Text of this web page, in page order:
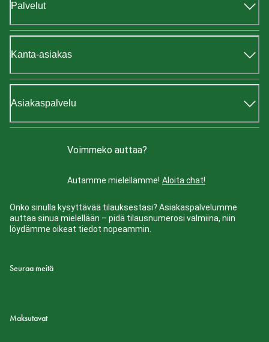
Palvelut
Kanta-asiakas
Asiakaspalvelu
Voimmeko auttaa?
Autamme mielellämme! Aloita chat!
Onko sinulla kysyttävää tilauksestasi? Asiakaspalvelumme
auttaa sinua mielellään – pidä tilausnumerosi valmiina, niin
löydämme oikeat tiedot nopeammin.
Seuraa meitä
Maksutavat